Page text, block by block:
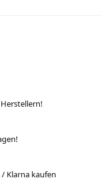
Klarna kaufen